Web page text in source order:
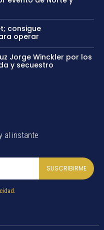
consigue
operar
Jorge Winckler por los
y secuestro
al instante
SUSCRIBIRME
.